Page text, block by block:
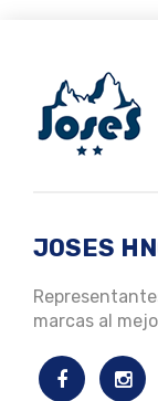
JOSES
marcas al